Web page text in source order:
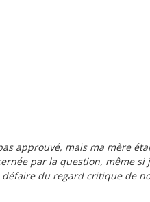
approuvé, mais ma mère
par la question, même si
du regard critique de